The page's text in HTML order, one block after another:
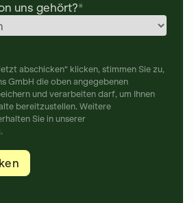
uns gehört?*
abschicken“ klicken, stimmen Sie zu,
GmbH die oben angegebenen
und verarbeiten darf, um Ihnen
bereitzustellen. Weitere
Sie in unserer
.